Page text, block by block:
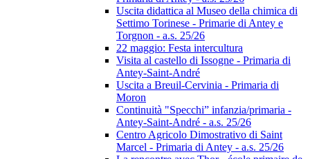
Uscita didattica al Museo della chimica di
Settimo Torinese - Primarie di Antey e
Torgnon - a.s. 25/26
22 maggio: Festa intercultura
Visita al castello di Issogne - Primaria di
Antey-Saint-André
Uscita a Breuil-Cervinia - Primaria di
Moron
Continuità "Specchi” infanzia/primaria -
Antey-Saint-André - a.s. 25/26
Centro Agricolo Dimostrativo di Saint
Marcel - Primaria di Antey - a.s. 25/26